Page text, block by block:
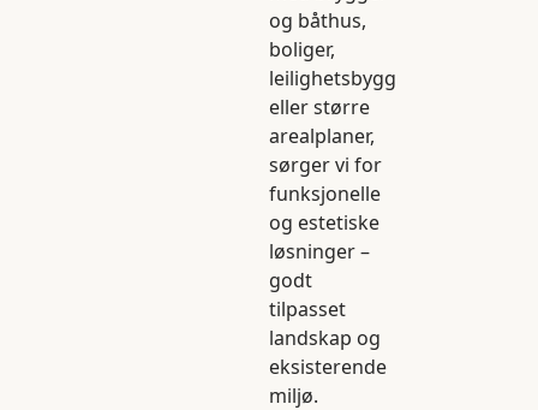
og båthus,
boliger,
leilighetsbygg
eller større
arealplaner,
sørger vi for
funksjonelle
og estetiske
løsninger –
godt
tilpasset
landskap og
eksisterende
miljø.